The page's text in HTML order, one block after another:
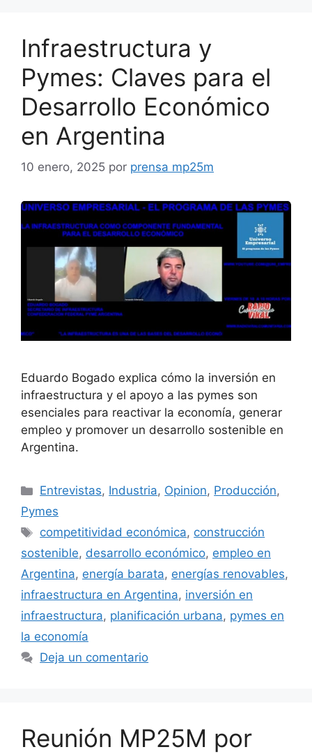
Infraestructura y
Pymes: Claves para el
Desarrollo Económico
en Argentina
10 enero, 2025 por prensa mp25m
Eduardo Bogado explica cómo la inversión en
infraestructura y el apoyo a las pymes son
esenciales para reactivar la economía, generar
empleo y promover un desarrollo sostenible en
Argentina.
Entrevistas, Industria, Opinion, Producción,
Pymes
competitividad económica, construcción
sostenible, desarrollo económico, empleo en
Argentina, energía barata, energías renovables,
infraestructura en Argentina, inversión en
infraestructura, planificación urbana, pymes en
la economía
Deja un comentario
Reunión MP25M por